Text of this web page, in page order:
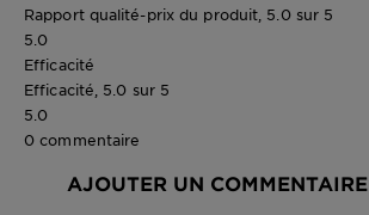
Rapport qualité-prix du produit, 5.0 sur 5
5.0
Efficacité
Efficacité, 5.0 sur 5
5.0
0 commentaire
AJOUTER UN COMMENTAIRE